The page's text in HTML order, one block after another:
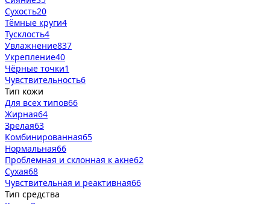
Сухость20
Тёмные круги4
Тусклость4
Увлажнение837
Укрепление40
Чёрные точки1
Чувствительность6
Тип кожи
Для всех типов66
Жирная64
Зрелая63
Комбинированная65
Нормальная66
Проблемная и склонная к акне62
Сухая68
Чувствительная и реактивная66
Тип средства